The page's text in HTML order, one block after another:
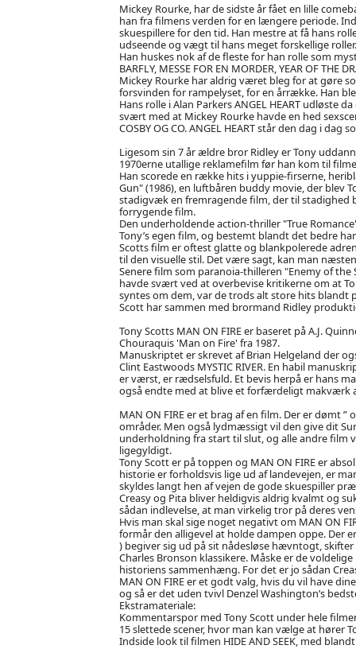
Mickey Rourke, har de sidste år fået en lille
han fra filmens verden for en længere periode.
skuespillere for den tid. Han mestre at få hans
udseende og vægt til hans meget forskellige roller.
Han huskes nok af de fleste for han rolle som
BARFLY, MESSE FOR EN MORDER, YEAR OF THE
Mickey Rourke har aldrig været bleg for at gøre
forsvinden for rampelyset, for en årrække. Han
Hans rolle i Alan Parkers ANGEL HEART udløste
svært med at Mickey Rourke havde en hed
COSBY OG CO. ANGEL HEART står den dag i
Ligesom sin 7 år ældre bror Ridley er Tony
1970erne utallige reklamefilm før han kom til
Han scorede en række hits i yuppie-firserne,
Gun" (1986), en luftbåren buddy movie, der blev
stadigvæk en fremragende film, der til stadighed
forrygende film.
Den underholdende action-thriller "True
Tony’s egen film, og bestemt blandt det bedre
Scotts film er oftest glatte og blankpolerede
til den visuelle stil. Det være sagt, kan man
Senere film som paranoia-thilleren "Enemy of
havde svært ved at overbevise kritikerne om at
syntes om dem, var de trods alt store hits blandt
Scott har sammen med brormand Ridley
Tony Scotts MAN ON FIRE er baseret på A.J.
Chouraquis 'Man on Fire' fra 1987.
Manuskriptet er skrevet af Brian Helgeland der
Clint Eastwoods MYSTIC RIVER. En habil
er værst, er rædselsfuld. Et bevis herpå er hans
også endte med at blive et forfærdeligt makværk
MAN ON FIRE er et brag af en film. Der er dømt ”
områder. Men også lydmæssigt vil den give dit
underholdning fra start til slut, og alle andre film
ligegyldigt.
Tony Scott er på toppen og MAN ON FIRE er
historie er forholdsvis lige ud af landevejen, er
skyldes langt hen af vejen de gode skuespiller
Creasy og Pita bliver heldigvis aldrig kvalmt og
sådan indlevelse, at man virkelig tror på deres
Hvis man skal sige noget negativt om MAN ON
formår den alligevel at holde dampen oppe. Der
) begiver sig ud på sit nådesløse hævntogt,
Charles Bronson klassikere. Måske er de
historiens sammenhæng. For det er jo sådan
MAN ON FIRE er et godt valg, hvis du vil have
og så er det uden tvivl Denzel Washington’s
Ekstramateriale:
Kommentarspor med Tony Scott under hele
15 slettede scener, hvor man kan vælge at hører
Indside look til filmen HIDE AND SEEK, med